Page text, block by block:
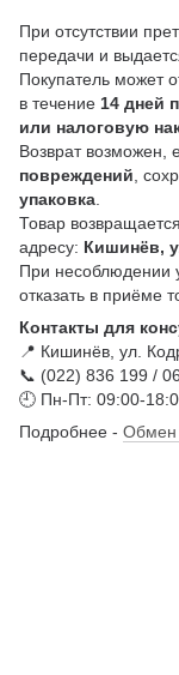
При отсутствии
передачи и
Покупатель может
в течение 14 дней
или налоговую
Возврат возможен,
повреждений ,
упаковка
Товар возвращается
адресу: Кишинёв,
При несоблюдении
отказать в приёме
Контакты для
📍 Кишинёв, ул.
📞 (022) 836 199 /
🕘 Пн-Пт: 09:00-
Подробнее - Обмен